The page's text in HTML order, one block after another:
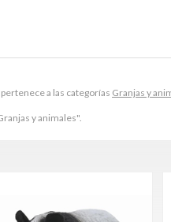
a las categorías Granjas y
y animales".